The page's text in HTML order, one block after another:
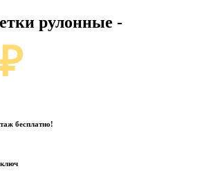
рулонные -
бесплатно!
ключ